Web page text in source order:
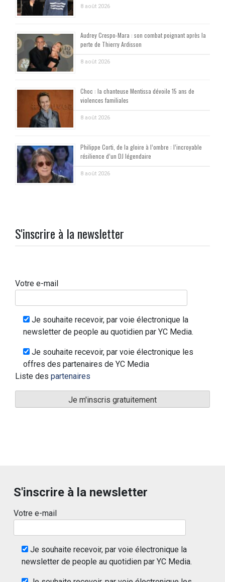
8 août 2026
Audrey Crespo-Mara : son combat poignant après la
perte de Thierry Ardisson
8 août 2026
Choc : la chanteuse Mentissa dévoile 15 ans de
violences familiales
8 août 2026
Philippe Corti, de la gloire à l’ombre : l’incroyable
résilience d’un DJ légendaire
8 août 2026
S'inscrire à la newsletter
Votre e-mail
Je souhaite recevoir, par voie électronique la
newsletter de people au quotidien par YC Media.
Je souhaite recevoir, par voie électronique les
offres des partenaires de YC Media
Liste des partenaires
S'inscrire à la newsletter
Votre e-mail
Je souhaite recevoir, par voie électronique la
newsletter de people au quotidien par YC Media.